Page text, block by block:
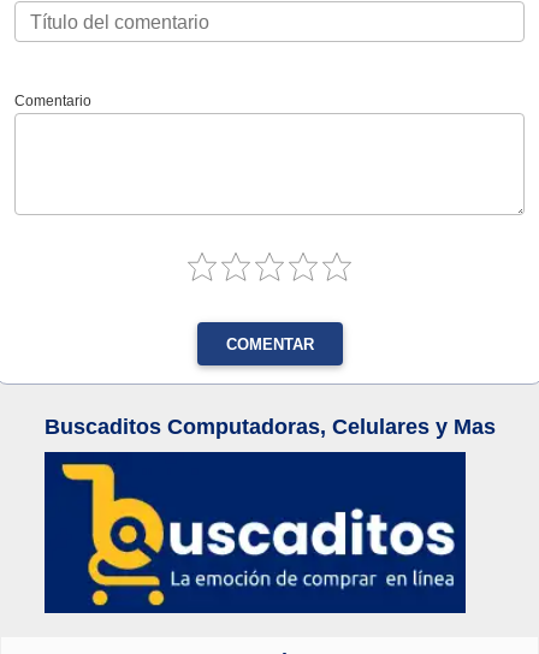
Comentario
COMENTAR
Buscaditos Computadoras, Celulares y Mas